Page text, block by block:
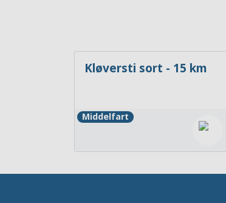
Kløversti sort - 15 km
Middelfart